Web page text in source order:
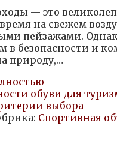
— это
на свежем
пейзажами.
в безопасности и
природу,…
обуви для
выбора
Спортивная